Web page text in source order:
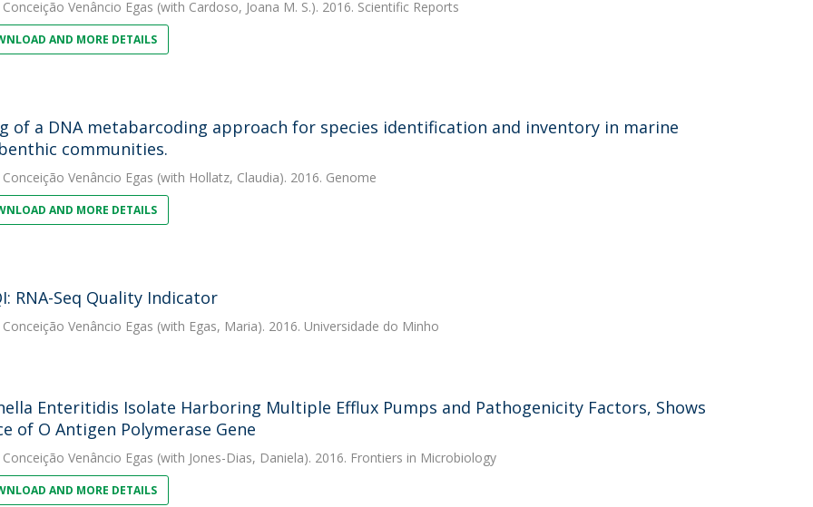
Venâncio Egas (with Cardoso, Joana M. S.). 2016. Scientific Reports
AND MORE DETAILS
of a DNA metabarcoding approach for species identification and inventory in marine
communities.
Venâncio Egas (with Hollatz, Claudia). 2016. Genome
AND MORE DETAILS
RNA-Seq Quality Indicator
Venâncio Egas (with Egas, Maria). 2016. Universidade do Minho
Enteritidis Isolate Harboring Multiple Efflux Pumps and Pathogenicity Factors, Shows
of O Antigen Polymerase Gene
Venâncio Egas (with Jones-Dias, Daniela). 2016. Frontiers in Microbiology
AND MORE DETAILS